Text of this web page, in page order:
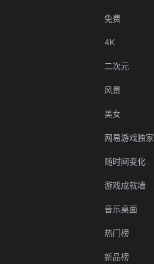
免费
4K
二次元
风景
美女
网易游戏独家
随时间变化
游戏成就墙
音乐桌面
热门榜
新品榜